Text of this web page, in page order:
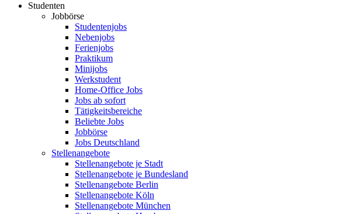
Studenten
Jobbörse
Studentenjobs
Nebenjobs
Ferienjobs
Praktikum
Minijobs
Werkstudent
Home-Office Jobs
Jobs ab sofort
Tätigkeitsbereiche
Beliebte Jobs
Jobbörse
Jobs Deutschland
Stellenangebote
Stellenangebote je Stadt
Stellenangebote je Bundesland
Stellenangebote Berlin
Stellenangebote Köln
Stellenangebote München